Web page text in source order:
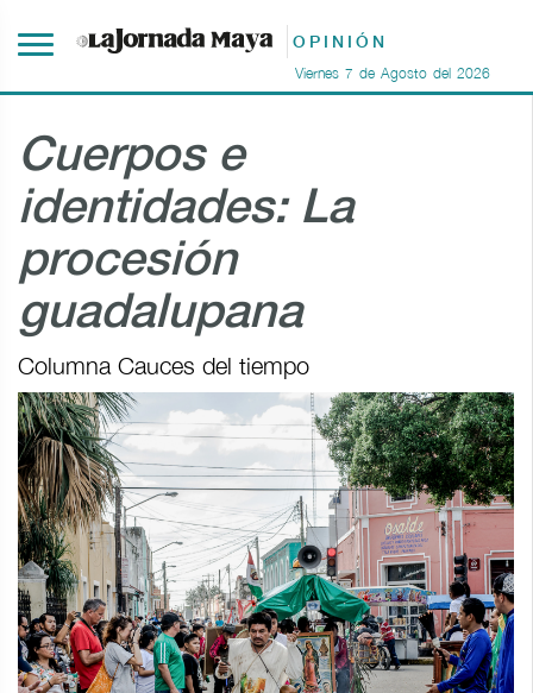
OPINIÓN
Viernes 7 de Agosto del 2026
Cuerpos e
identidades: La
procesión
guadalupana
Columna Cauces del tiempo